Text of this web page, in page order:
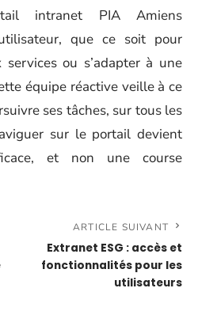
intranet PIA Amiens
que ce soit pour
ou s’adapter à une
équipe réactive veille à ce
ses tâches, sur tous les
sur le portail devient
et non une course
ARTICLE SUIVANT
Extranet ESG : accès et
fonctionnalités pour les
utilisateurs